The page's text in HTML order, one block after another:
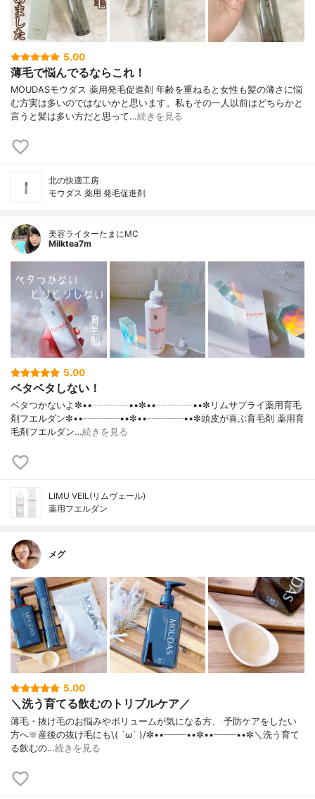
5.00
薄毛で悩んでるならこれ！
MOUDASモウダス 薬用発毛促進剤 年齢を重ねると女性も髪の薄さに悩
む方実は多いのではないかと思います。私もその一人以前はどちらかと
言うと髪は多い方だと思って…続きを見る
北の快適工房
モウダス 薬用 発毛促進剤
美容ライターたまにMC
Milktea7m
5.00
ベタベタしない！
ベタつかないよ✼••┈┈┈┈••✼••┈┈┈┈••✼リムサプライ薬用育毛
剤フエルダン✼••┈┈┈┈••✼••┈┈┈┈••✼頭皮が喜ぶ育毛剤 薬用育
毛剤フエルダン…続きを見る
LIMU VEIL(リムヴェール)
薬用フエルダン
メグ
5.00
＼洗う育てる飲むのトリプルケア／
薄毛・抜け毛のお悩みやボリュームが気になる方、 予防ケアをしたい
方へ🔆産後の抜け毛にも\( ´ω` )/✼••┈┈┈┈••✼••┈┈┈┈••✼＼洗う育て
る飲むの…続きを見る